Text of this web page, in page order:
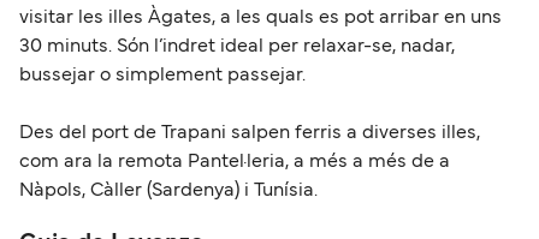
visitar les illes Àgates, a les quals es pot arribar en uns
30 minuts. Són l’indret ideal per relaxar-se, nadar,
bussejar o simplement passejar.
Des del port de Trapani salpen ferris a diverses illes,
com ara la remota Pantel·leria, a més a més de a
Nàpols, Càller (Sardenya) i Tunísia.